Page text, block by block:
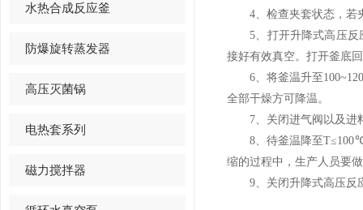
水热合成反应釜
防爆旋转蒸发器
高压灭菌锅
电热套系列
磁力搅拌器
4、检查夹套状态，若夹
5、打开升降式高压反应
接好有效真空。打开釜底
6、将釜温升至
全部干燥方可降温。
7、关闭进气阀以及进料
8、待釜温降至T≤100℃
缩的过程中，生产人员要
9、关闭升降式高压反应